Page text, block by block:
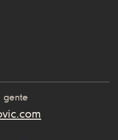
gente